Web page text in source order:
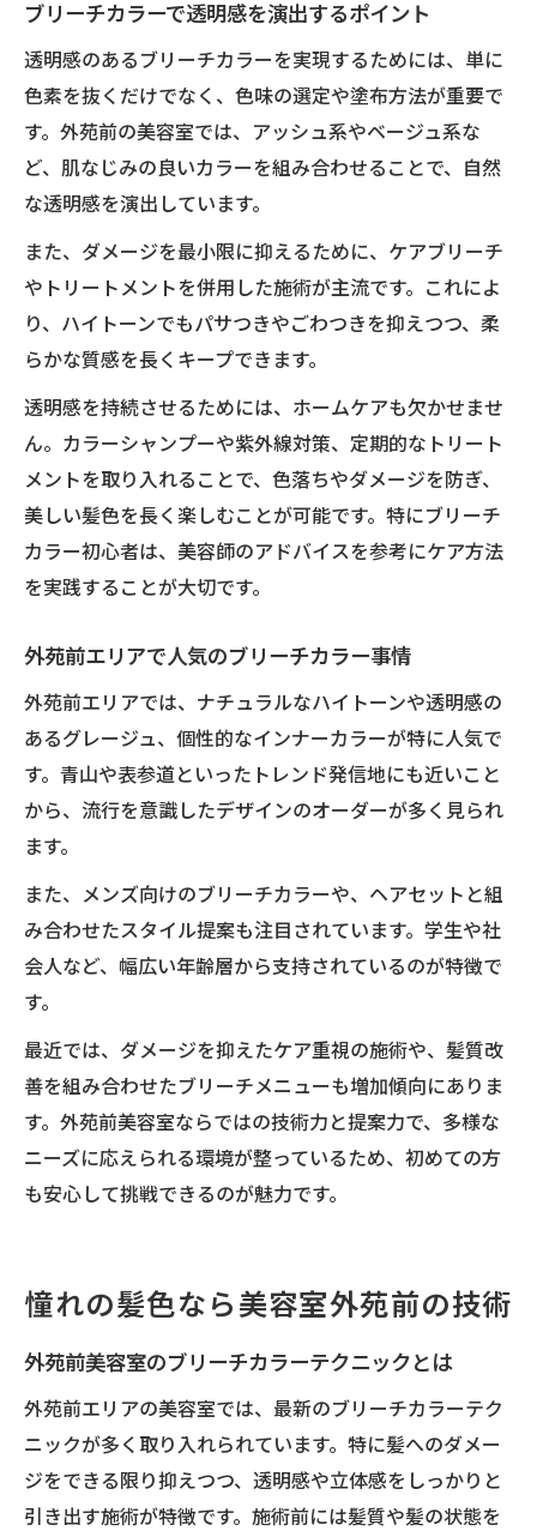
ブリーチカラーで透明感を演出するポイント
透明感のあるブリーチカラーを実現するためには、単に
色素を抜くだけでなく、色味の選定や塗布方法が重要で
す。外苑前の美容室では、アッシュ系やベージュ系な
ど、肌なじみの良いカラーを組み合わせることで、自然
な透明感を演出しています。
また、ダメージを最小限に抑えるために、ケアブリーチ
やトリートメントを併用した施術が主流です。これによ
り、ハイトーンでもパサつきやごわつきを抑えつつ、柔
らかな質感を長くキープできます。
透明感を持続させるためには、ホームケアも欠かせませ
ん。カラーシャンプーや紫外線対策、定期的なトリート
メントを取り入れることで、色落ちやダメージを防ぎ、
美しい髪色を長く楽しむことが可能です。特にブリーチ
カラー初心者は、美容師のアドバイスを参考にケア方法
を実践することが大切です。
外苑前エリアで人気のブリーチカラー事情
外苑前エリアでは、ナチュラルなハイトーンや透明感の
あるグレージュ、個性的なインナーカラーが特に人気で
す。青山や表参道といったトレンド発信地にも近いこと
から、流行を意識したデザインのオーダーが多く見られ
ます。
また、メンズ向けのブリーチカラーや、ヘアセットと組
み合わせたスタイル提案も注目されています。学生や社
会人など、幅広い年齢層から支持されているのが特徴で
す。
最近では、ダメージを抑えたケア重視の施術や、髪質改
善を組み合わせたブリーチメニューも増加傾向にありま
す。外苑前美容室ならではの技術力と提案力で、多様な
ニーズに応えられる環境が整っているため、初めての方
も安心して挑戦できるのが魅力です。
憧れの髪色なら美容室外苑前の技術
外苑前美容室のブリーチカラーテクニックとは
外苑前エリアの美容室では、最新のブリーチカラーテク
ニックが多く取り入れられています。特に髪へのダメー
ジをできる限り抑えつつ、透明感や立体感をしっかりと
引き出す施術が特徴です。施術前には髪質や髪の状態を